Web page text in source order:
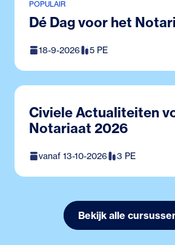
POPULAIR
Dé Dag voor het
18-9-2026 5 PE
Civiele Actualiteiten
Notariaat 2026
vanaf 13-10-2026 3 PE
Bekijk alle